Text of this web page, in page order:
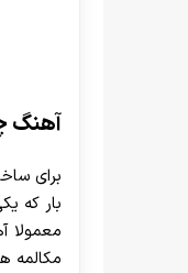
آهنگ
برای
بار که
معمولا
مکالمه